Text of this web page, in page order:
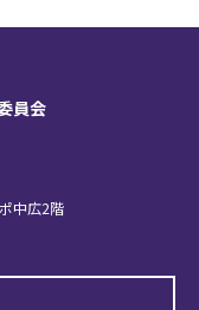
員会
中広2階